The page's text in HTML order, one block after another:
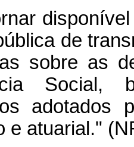
de
sobre as
adotados
e atuarial."